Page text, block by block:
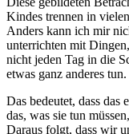
Kindes trennen in
Anders kann ich mir
unterrichten mit
nicht jeden Tag in die
etwas ganz anderes tun.
Das bedeutet, dass das
das, was sie tun
Daraus folgt, dass wir